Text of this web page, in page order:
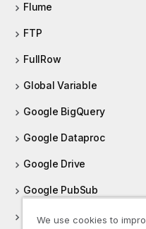
Flume
FTP
FullRow
Global Variable
Google BigQuery
Google Dataproc
Google Drive
Google PubSub
GPGWe use cookies to